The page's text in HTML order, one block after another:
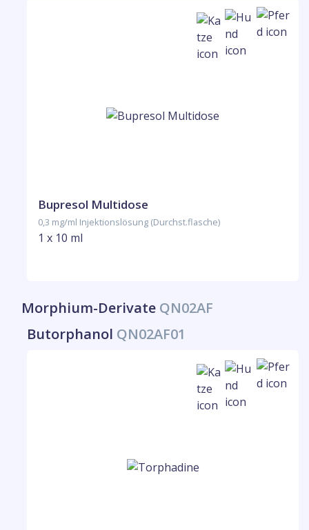
Bupresol Multidose
0,3 mg/ml Injektionslösung (Durchst.flasche)
1 x 10 ml
Morphium-Derivate QN02AF
Butorphanol QN02AF01